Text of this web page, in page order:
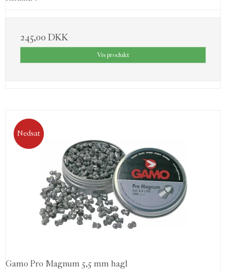
245,00 DKK
Vis produkt
Nedsat
Gamo Pro Magnum 5,5 mm hagl